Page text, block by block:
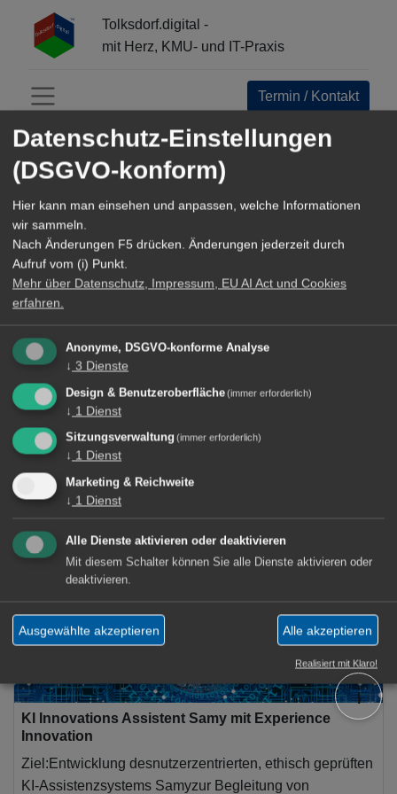
Tolksdorf.digital -
mit Herz, KMU- und IT-Praxis
Termin / Kontakt
INFO-CENTER:
Referenzen+Business Epics
Reisen
9 Artikel
KI Innovations Assistent Samy mit Experience
Innovation
Ziel:Entwicklung desnutzerzentrierten, ethisch geprüften
KI-Assistenzsystems Samyzur Begleitung von
ℹ️
Datenschutz-Einstellungen
(DSGVO-konform)
Hier kann man einsehen und anpassen, welche Informationen
wir sammeln.
Nach Änderungen F5 drücken. Änderungen jederzeit durch
Aufruf vom (i) Punkt.
Mehr über Datenschutz, Impressum, EU AI Act und Cookies
erfahren.
Anonyme, DSGVO-konforme Analyse
↓ 3 Dienste
Design & Benutzeroberfläche(immer erforderlich)
↓ 1 Dienst
Sitzungsverwaltung (immer erforderlich)
↓ 1 Dienst
Marketing & Reichweite
↓ 1 Dienst
Alle Dienste aktivieren oder deaktivieren
Mit diesem Schalter können Sie alle Dienste aktivieren oder
deaktivieren.
Ausgewählte akzeptieren Alle akzeptieren
Realisiert mit Klaro!